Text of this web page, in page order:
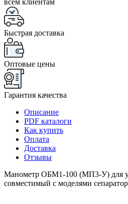
Быстрая доставка
Оптовые цены
Гарантия качества
Описание
PDF каталоги
Как купить
Оплата
Доставка
Отзывы
Манометр ОБМ1-100 (МП3-У) для
совместимый с моделями